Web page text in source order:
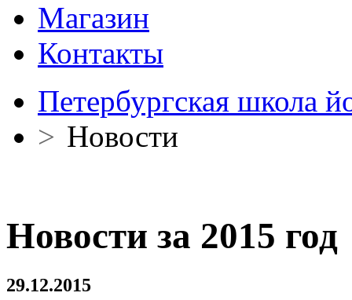
Магазин
Контакты
Петербургская школа
> Новости
Новости за 2015 год
29.12.2015